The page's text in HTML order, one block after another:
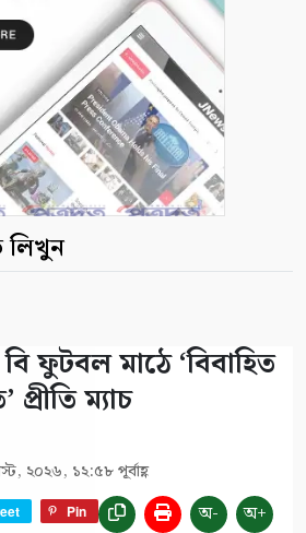
ফুটবল মাঠে ‘বিবাহিত
ম্যাচ
২০২৬, ১২:৫৮ পূর্বাহ্ণ
Pin অ- অ+